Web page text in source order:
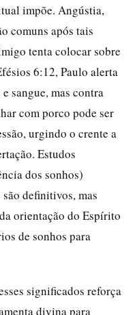
impõe. Angústia,
comuns após tais
tenta colocar sobre
6:12, Paulo alerta
sangue, mas contra
com porco pode ser
urgindo o crente a
Estudos
dos sonhos)
definitivos, mas
orientação do Espírito
de sonhos para
significados reforça
divina para